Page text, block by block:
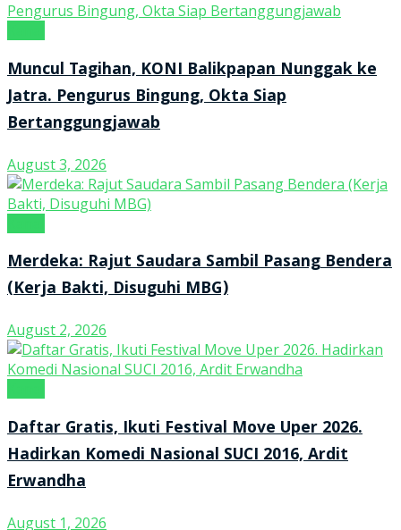
Muncul Tagihan, KONI Balikpapan Nunggak ke
Jatra. Pengurus Bingung, Okta Siap
Bertanggungjawab
August 3, 2026
Merdeka: Rajut Saudara Sambil Pasang Bendera
(Kerja Bakti, Disuguhi MBG)
August 2, 2026
Daftar Gratis, Ikuti Festival Move Uper 2026.
Hadirkan Komedi Nasional SUCI 2016, Ardit
Erwandha
August 1, 2026